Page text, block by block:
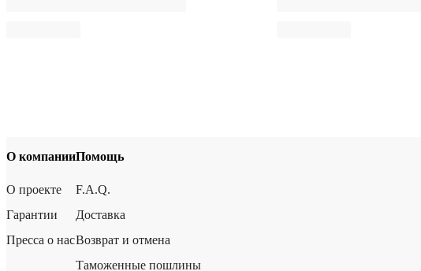
О компании
О проекте
Гарантии
Пресса о нас
Помощь
F.A.Q.
Доставка
Возврат и отмена
Таможенные пошлины